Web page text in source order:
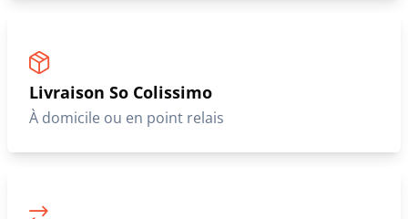
Livraison So Colissimo
À domicile ou en point relais